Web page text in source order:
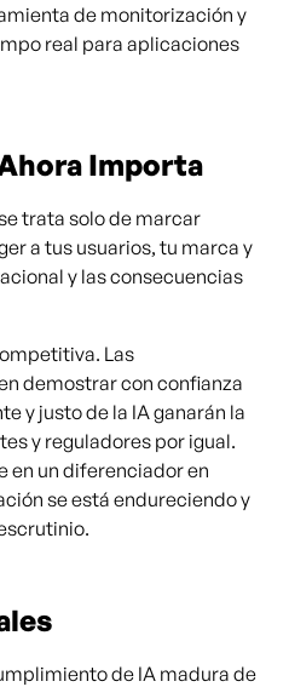
de monitorización y
real para aplicaciones
Importa
trata solo de marcar
a tus usuarios, tu marca y
y las consecuencias
Las
demostrar con confianza
y justo de la IA ganarán la
y reguladores por igual.
en un diferenciador en
se está endureciendo y
de IA madura de